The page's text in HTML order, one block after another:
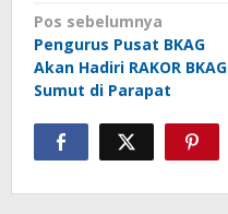
Navigasi
pos
Pos sebelumnya
Pengurus Pusat BKAG
Akan Hadiri RAKOR BKAG
Sumut di Parapat